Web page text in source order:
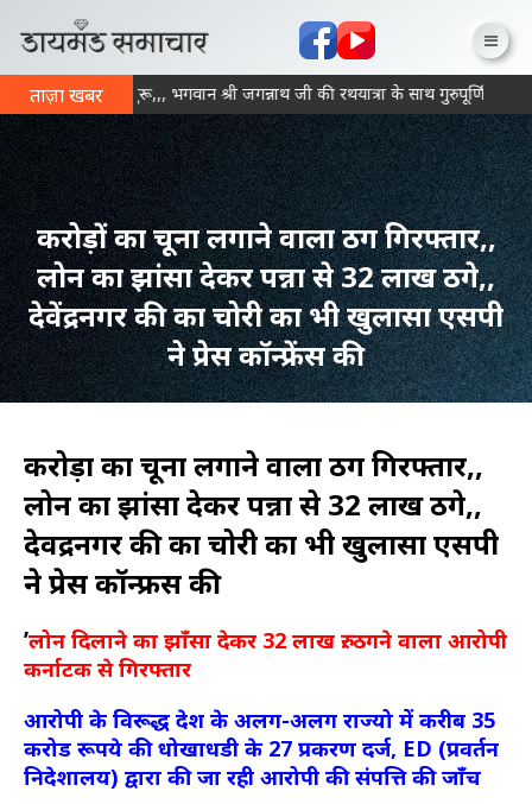
ताज़ा खबर
महाकुंभ शुरू,,, भगवान श्री जगन्नाथ जी की रथयात्रा के साथ गुरुपूर्णिमा
करोड़ों का चूना लगाने वाला ठग गिरफ्तार,,
लोन का झांसा देकर पन्ना से 32 लाख ठगे,,
देवेंद्रनगर की का चोरी का भी खुलासा एसपी
ने प्रेस कॉन्फ्रेंस की
करोड़ों का चूना लगाने वाला ठग गिरफ्तार,,
लोन का झांसा देकर पन्ना से 32 लाख ठगे,,
देवेंद्रनगर की का चोरी का भी खुलासा एसपी
ने प्रेस कॉन्फ्रेंस की
’लोन दिलाने का झाँसा देकर 32 लाख रु. ठगने वाला आरोपी
कर्नाटक से गिरफ्तार
आरोपी के विरूद्ध देश के अलग-अलग राज्यो में करीब 35
करोड रूपये की धोखाधडी के 27 प्रकरण दर्ज, ED (प्रवर्तन
निदेशालय) द्वारा की जा रही आरोपी की संपत्ति की जाँच